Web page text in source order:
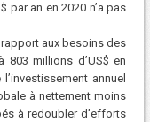
par an en 2020 n’a pas
aux besoins des
803 millions d’US$ en
annuel
à nettement moins
à redoubler d’efforts